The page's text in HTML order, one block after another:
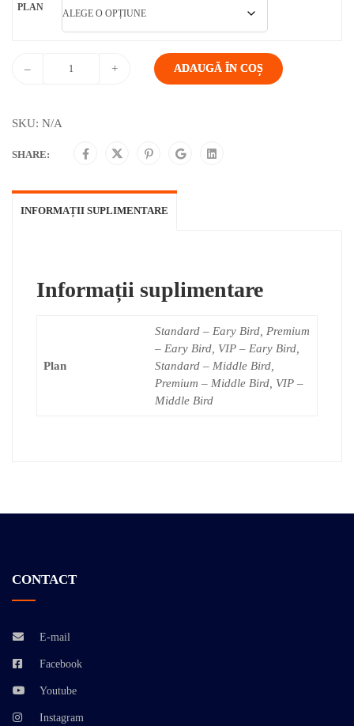
prețuri:
PLAN
– + ADAUGĂ ÎN COȘ
SKU: N/A
SHARE:
INFORMAȚII SUPLIMENTARE
Informații suplimentare
Plan
Standard – Eary Bird, Premium
– Eary Bird, VIP – Eary Bird,
Standard – Middle Bird,
Premium – Middle Bird, VIP –
Middle Bird
CONTACT
E-mail
Facebook
Youtube
Instagram